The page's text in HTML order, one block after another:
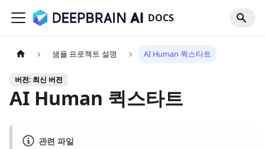
DOCS
샘플 프로젝트 설명 AI Human 퀵스타트
버전: 최신 버전
AI Human 퀵스타트
관련 파일